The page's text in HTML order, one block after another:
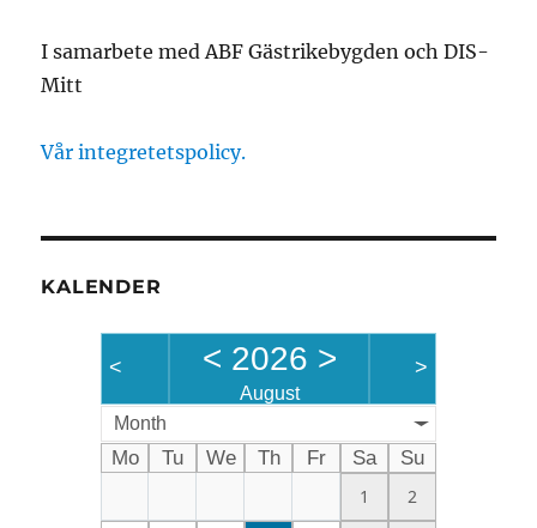
I samarbete med ABF Gästrikebygden och DIS-
Mitt
Vår integretetspolicy.
KALENDER
< < 2026 >
August
>
Month
Mo Tu We Th Fr Sa
Su
1
2